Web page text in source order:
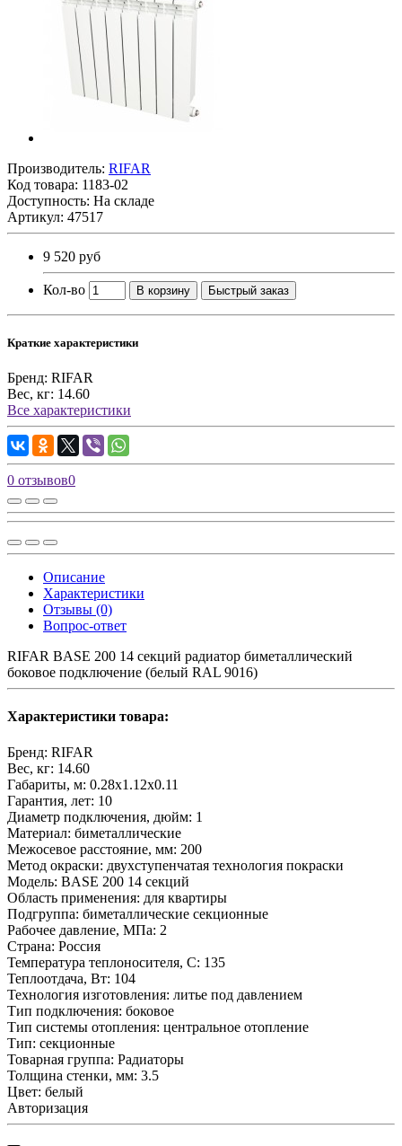
Производитель: RIFAR
Код товара: 1183-02
Доступность: На складе
Артикул: 47517
9 520 руб
Кол-во В корзину Быстрый заказ
Краткие характеристики
Бренд: RIFAR
Вес, кг: 14.60
Все характеристики
0 отзывов0
Описание
Характеристики
Отзывы (0)
Вопрос-ответ
RIFAR BASE 200 14 секций радиатор биметаллический
боковое подключение (белый RAL 9016)
Характеристики товара:
Бренд: RIFAR
Вес, кг: 14.60
Габариты, м: 0.28x1.12x0.11
Гарантия, лет: 10
Диаметр подключения, дюйм: 1
Материал: биметаллические
Межосевое расстояние, мм: 200
Метод окраски: двухступенчатая технология покраски
Модель: BASE 200 14 секций
Область применения: для квартиры
Подгруппа: биметаллические секционные
Рабочее давление, МПа: 2
Страна: Россия
Температура теплоносителя, С: 135
Теплоотдача, Вт: 104
Технология изготовления: литье под давлением
Тип подключения: боковое
Тип системы отопления: центральное отопление
Тип: секционные
Товарная группа: Радиаторы
Толщина стенки, мм: 3.5
Цвет: белый
Авторизация